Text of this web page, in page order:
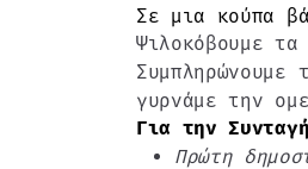
Σε μια κούπα
Ψιλοκόβουμε
Συμπληρώνουμε
γυρνάμε την
Για την Συνταγή
Πρώτη